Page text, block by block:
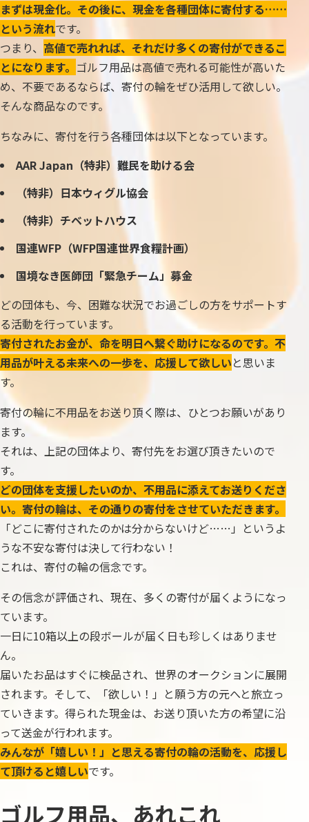
まずは現金化。その後に、現金を各種団体に寄付する……
という流れです。
つまり、 高値で売れれば、それだけ多くの寄付ができるこ
とになります。 ゴルフ用品は高値で売れる可能性が高いた
め、不要であるならば、寄付の輪をぜひ活用して欲しい。
そんな商品なのです。
ちなみに、寄付を行う各種団体は以下となっています。
AAR Japan（特非）難民を助ける会
（特非）日本ウィグル協会
（特非）チベットハウス
国連WFP（WFP国連世界食糧計画）
国境なき医師団「緊急チーム」募金
どの団体も、今、困難な状況でお過ごしの方をサポートす
る活動を行っています。
寄付されたお金が、命を明日へ繋ぐ助けになるのです。不
用品が叶える未来への一歩を、応援して欲しいと思いま
す。
寄付の輪に不用品をお送り頂く際は、ひとつお願いがあり
ます。
それは、上記の団体より、寄付先をお選び頂きたいので
す。
どの団体を支援したいのか、不用品に添えてお送りくださ
い。寄付の輪は、その通りの寄付をさせていただきます。
「どこに寄付されたのかは分からないけど……」というよ
うな不安な寄付は決して行わない！
これは、寄付の輪の信念です。
その信念が評価され、現在、多くの寄付が届くようになっ
ています。
一日に10箱以上の段ボールが届く日も珍しくはありませ
ん。
届いたお品はすぐに検品され、世界のオークションに展開
されます。そして、「欲しい！」と願う方の元へと旅立っ
ていきます。得られた現金は、お送り頂いた方の希望に沿
って送金が行われます。
みんなが「嬉しい！」と思える寄付の輪の活動を、応援し
て頂けると嬉しいです。
ゴルフ用品、あれこれ